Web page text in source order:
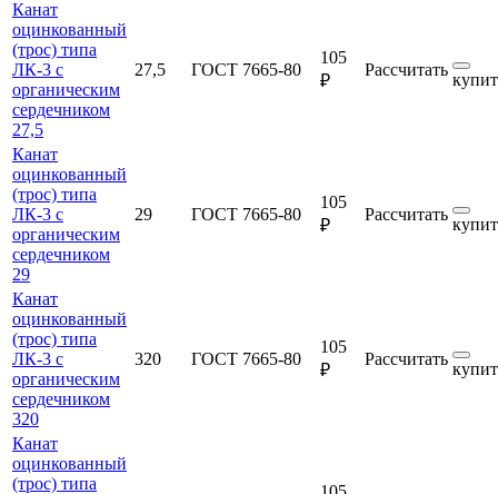
Канат
оцинкованный
(трос) типа
ЛК-3 с
органическим
сердечником
27,5
27,5 ГОСТ 7665-80
105
₽
Рассчитать
Канат
оцинкованный
(трос) типа
ЛК-3 с
органическим
сердечником
29
29 ГОСТ 7665-80
105
₽
Рассчитать
Канат
оцинкованный
(трос) типа
ЛК-3 с
органическим
сердечником
320
320 ГОСТ 7665-80
105
₽
Рассчитать
Канат
оцинкованный
(трос) типа